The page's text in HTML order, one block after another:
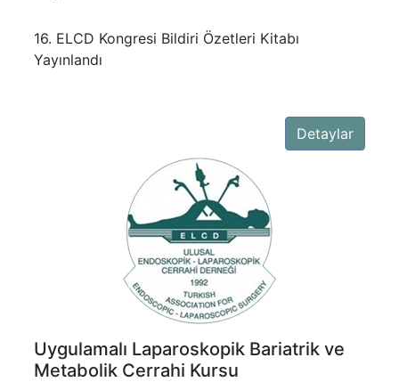
16. ELCD Kongresi Bildiri Özetleri Kitabı
Yayınlandı
Detaylar
Uygulamalı Laparoskopik Bariatrik ve
Metabolik Cerrahi Kursu